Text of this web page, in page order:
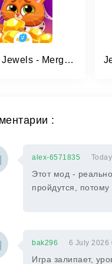
Bubbu Jewels - Merge Puzzle
:
alex-6571835
Этот мод -
пройдутся,
bak296 6 July 2026
Игра залипает,